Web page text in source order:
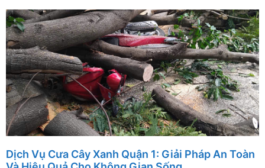
Dịch Vụ Cưa Cây Xanh Quận 1: Giải Pháp An Toàn